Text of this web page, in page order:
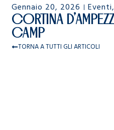
Gennaio 20, 2026 Eventi,
CORTINA
CAMP
TORNA A TUTTI GLI ARTICOLI